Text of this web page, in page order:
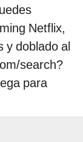
Netflix,
y doblado al
search?
para